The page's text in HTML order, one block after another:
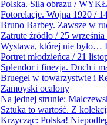
Polska. Siła obrazu /
Fotorelacje. Wojna 1920 /
Bruno Barbey. Zawsze w
Zatrute źródło / 25
Wystawa, której nie było…
Portret młodzieńca / 21
Splendor i finezja. Duch i
Bruegel w towarzystwie i
Zamoyski ocalony
Na jednej strunie:
Sztuka to wartość. Z
Krzycząc: Polska!